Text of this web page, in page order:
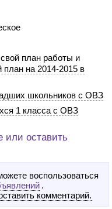
план работы и
план на 2014-2015 в
школьников с ОВЗ
1 класса с ОВЗ
или оставить
воспользоваться
.
комментарий.